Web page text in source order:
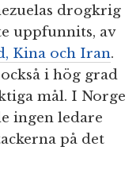
drogkrig
uppfunnits, av
Kina och Iran.
i hög grad
mål. I Norge
ingen ledare
på det